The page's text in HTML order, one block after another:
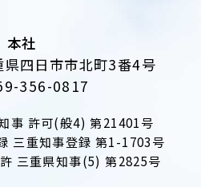
本社
四日市市北町3番4号
356-0817
事 許可(般4) 第21401号
三重知事登録 第1-1703号
三重県知事(5) 第2825号